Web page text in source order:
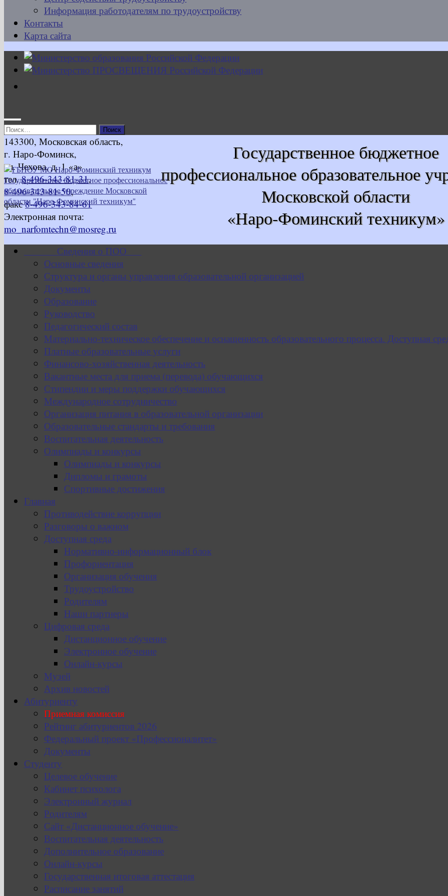
Информация работодателям по трудоустройству
Контакты
Карта сайта
Найти:
Государственное бюджетное
профессиональное образовательное
Московской области
«Наро-Фоминский техникум»
143300, Московская область,
г. Наро-Фоминск,
ул. Чехова, д. 1 «а»
тел.8-496-343-81-31,
8-496-343-81-50,
факс8-496-343-84-61
Электронная почта:
mo_narfomtechn@mosreg.ru
Сведения о ПОО
Основные сведения
Структура и органы управления образовательной организацией
Документы
Образование
Руководство
Педагогический состав
Материально-техническое обеспечение и оснащенность образовательного процесса. Доступная
Платные образовательные услуги
Финансово-хозяйственная деятельность
Вакантные места для приема (перевода) обучающихся
Стипендии и меры поддержки обучающихся
Международное сотрудничество
Организация питания в образовательной организации
Образовательные стандарты и требования
Воспитательная деятельность
Олимпиады и конкурсы
Олимпиады и конкурсы
Дипломы и грамоты
Спортивные достижения
Главная
Противодействие коррупции
Разговоры о важном
Доступная среда
Нормативно-информационный блок
Профориентация
Организация обучения
Трудоустройство
Родителям
Наши партнеры
Цифровая среда
Дистанционное обучение
Электронное обучение
Онлайн-курсы
Музей
Архив новостей
Абитуриенту
Приемная комиссия
Рейтинг абитуриентов 2026
Федеральный проект «Профессионалитет»
Документы
Студенту
Целевое обучение
Кабинет психолога
Электронный журнал
Родителям
Сайт «Дистанционное обучение»
Воспитательная деятельность
Дополнительное образование
Онлайн-курсы
Государственная итоговая аттестация
Расписание занятий